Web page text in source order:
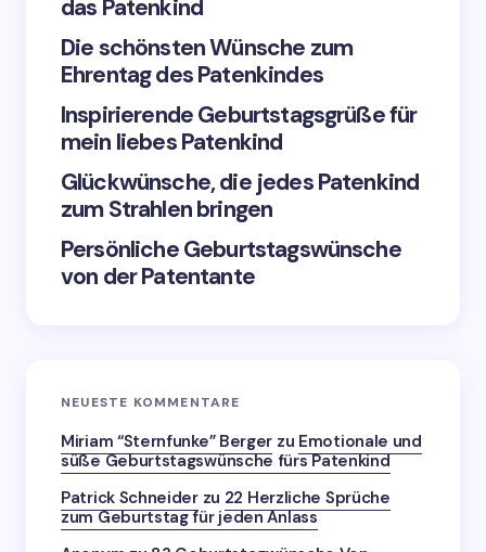
das Patenkind
Die schönsten Wünsche zum
Ehrentag des Patenkindes
Inspirierende Geburtstagsgrüße für
mein liebes Patenkind
Glückwünsche, die jedes Patenkind
zum Strahlen bringen
Persönliche Geburtstagswünsche
von der Patentante
NEUESTE KOMMENTARE
Miriam “Sternfunke” Berger zu Emotionale und
süße Geburtstagswünsche fürs Patenkind
Patrick Schneiderzu 22 Herzliche Sprüche
zum Geburtstag für jeden Anlass